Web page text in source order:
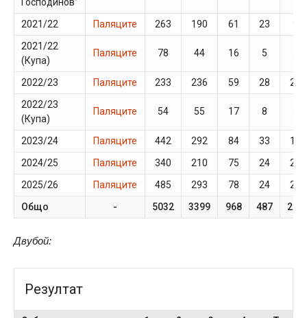
2021/22 Паляците 263 190 61 23
9
2021/22
(Купа)
Паляците 78 44 16 5
2022/23 Паляците 233 236 59 28
24
2022/23
(Купа)
Паляците 54 55 17 8
2023/24 Паляците 442 292 84 33
18
2024/25
Паляците 340 210 75 24
22
2025/26
Паляците 485 293 78 24
21
Общо
- 5032 3399 968 487 288
Двубой:
Резултат